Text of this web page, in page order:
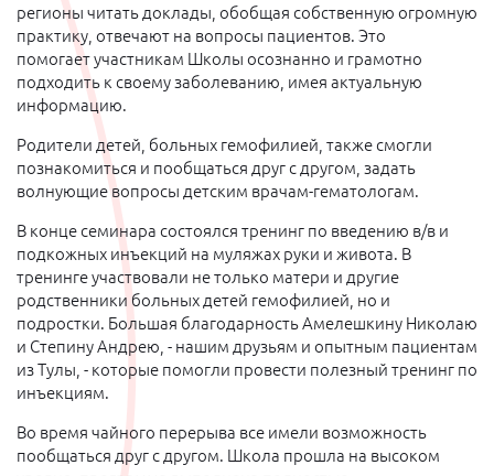
регионы читать доклады, обобщая собственную огромную
практику, отвечают на вопросы пациентов. Это
помогает участникам Школы осознанно и грамотно
подходить к своему заболеванию, имея актуальную
информацию.
Родители детей, больных гемофилией, также смогли
познакомиться и пообщаться друг с другом, задать
волнующие вопросы детским врачам-гематологам.
В конце семинара состоялся тренинг по введению в/в и
подкожных инъекций на муляжах руки и живота. В
тренинге участвовали не только матери и другие
родственники больных детей гемофилией, но и
подростки. Большая благодарность Амелешкину Николаю
и Степину Андрею, - нашим друзьям и опытным пациентам
из Тулы, - которые помогли провести полезный тренинг по
инъекциям.
Во время чайного перерыва все имели возможность
пообщаться друг с другом. Школа прошла на высоком